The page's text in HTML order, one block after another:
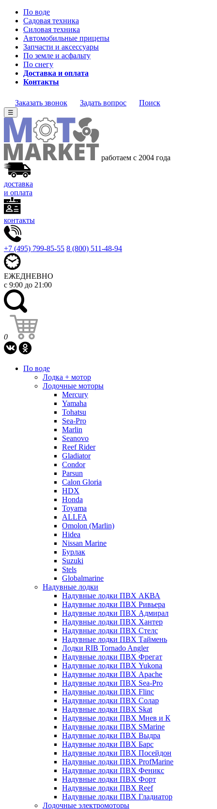
По воде
Садовая техника
Силовая техника
Автомобильные прицепы
Запчасти и аксессуары
По земле и асфальту
По снегу
Доставка и оплата
Контакты
Заказать звонок Задать вопрос Поиск
☰
работаем с 2004 года
доставка
и оплата
контакты
+7 (495) 799-85-55 8 (800) 511-48-94
ЕЖЕДНЕВНО
с 9:00 до 21:00
0
По воде
Лодка + мотор
Лодочные моторы
Mercury
Yamaha
Tohatsu
Sea-Pro
Marlin
Seanovo
Reef Rider
Gladiator
Condor
Parsun
Calon Gloria
HDX
Honda
Toyama
ALLFA
Omolon (Marlin)
Hidea
Nissan Marine
Бурлак
Suzuki
Stels
Globalmarine
Надувные лодки
Надувные лодки ПВХ АКВА
Надувные лодки ПВХ Ривьера
Надувные лодки ПВХ Адмирал
Надувные лодки ПВХ Хантер
Надувные лодки ПВХ Стелс
Надувные лодки ПВХ Таймень
Лодки RIB Tornado Angler
Надувные лодки ПВХ Фрегат
Надувные лодки ПВХ Yukona
Надувные лодки ПВХ Apache
Надувные лодки ПВХ Sea-Pro
Надувные лодки ПВХ Flinc
Надувные лодки ПВХ Солар
Надувные лодки ПВХ Skat
Надувные лодки ПВХ Мнев и К
Надувные лодки ПВХ SMarine
Надувные лодки ПВХ Выдра
Надувные лодки ПВХ Барс
Надувные лодки ПВХ Посейдон
Надувные лодки ПВХ ProfMarine
Надувные лодки ПВХ Феникс
Надувные лодки ПВХ Форт
Надувные лодки ПВХ Reef
Надувные лодки ПВХ Гладиатор
Лодочные электромоторы